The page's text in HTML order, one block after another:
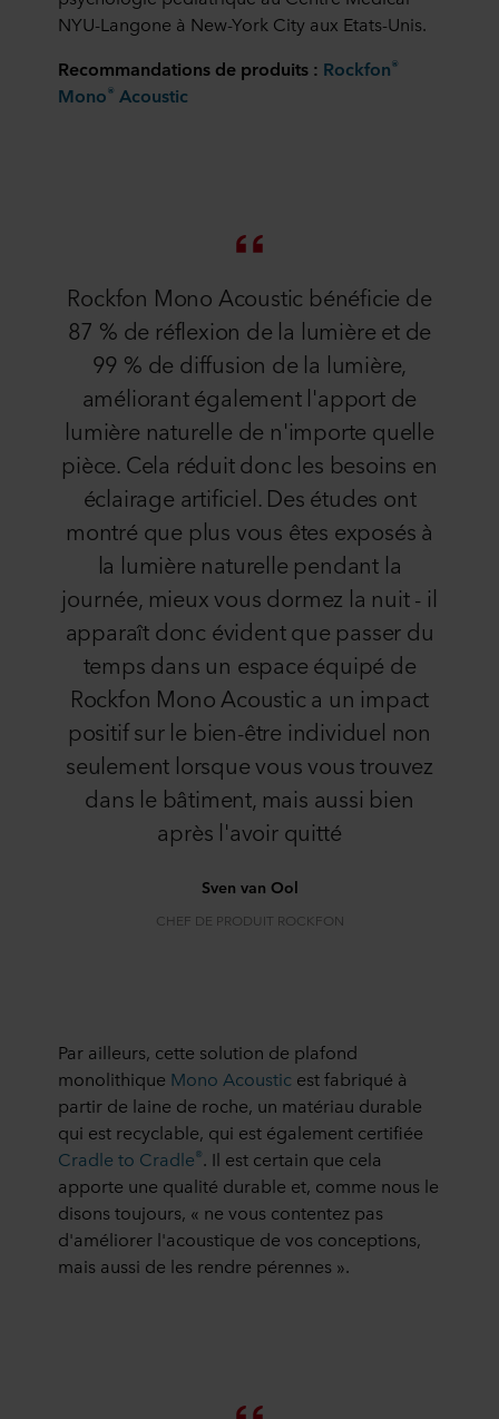
NYU-Langone à New-York City aux Etats-Unis.
Recommandations de produits : Rockfon®
Mono® Acoustic
Rockfon Mono Acoustic bénéficie de
87 % de réflexion de la lumière et de
99 % de diffusion de la lumière,
améliorant également l'apport de
lumière naturelle de n'importe quelle
pièce. Cela réduit donc les besoins en
éclairage artificiel. Des études ont
montré que plus vous êtes exposés à
la lumière naturelle pendant la
journée, mieux vous dormez la nuit - il
apparaît donc évident que passer du
temps dans un espace équipé de
Rockfon Mono Acoustic a un impact
positif sur le bien-être individuel non
seulement lorsque vous vous trouvez
dans le bâtiment, mais aussi bien
après l'avoir quitté
Sven van Ool
CHEF DE PRODUIT ROCKFON
Par ailleurs, cette solution de plafond
monolithique Mono Acoustic est fabriqué à
partir de laine de roche, un matériau durable
qui est recyclable, qui est également certifiée
Cradle to Cradle®. Il est certain que cela
apporte une qualité durable et, comme nous le
disons toujours, « ne vous contentez pas
d'améliorer l'acoustique de vos conceptions,
mais aussi de les rendre pérennes ».